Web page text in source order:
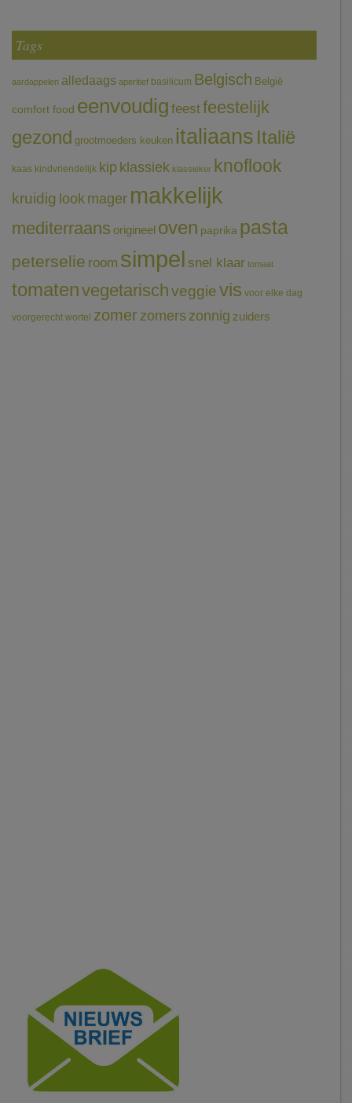
Tags
aardappelen alledaags aperitief basilicum Belgisch België
comfort food eenvoudig feestfeestelijk
gezond grootmoeders keuken italiaans Italië
kaas kindvriendelijk kip klassiek klassieker knoflook
kruidig look mager makkelijk
mediterraans origineel oven paprika pasta
peterselie room simpel snel klaar tomaat
tomatenvegetarischveggievis voor elke dag
voorgerecht wortel zomerzomerszonnig zuiders